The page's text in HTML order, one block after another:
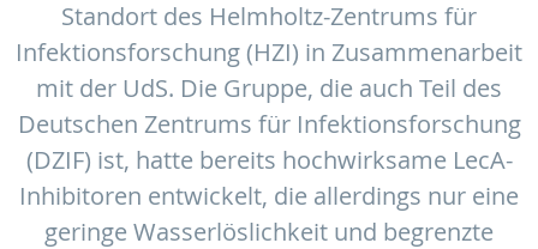
Standort des Helmholtz-Zentrums für
Infektionsforschung (HZI) in Zusammenarbeit
mit der UdS. Die Gruppe, die auch Teil des
Deutschen Zentrums für Infektionsforschung
(DZIF) ist, hatte bereits hochwirksame LecA-
Inhibitoren entwickelt, die allerdings nur eine
geringe Wasserlöslichkeit und begrenzte